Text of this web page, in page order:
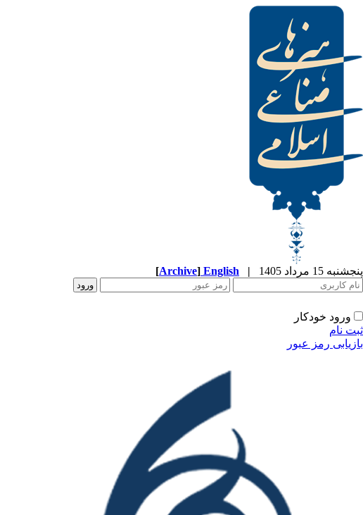
پنجشنبه 15 مرداد 1405 |
English
[Archive]
ورود خودکار
ثبت نام
بازیابی رمز عبور